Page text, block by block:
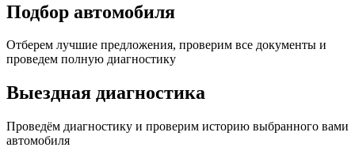
Подбор автомобиля
Отберем лучшие предложения, проверим все документы и
проведем полную диагностику
Выездная диагностика
Проведём диагностику и проверим историю выбранного вами
автомобиля